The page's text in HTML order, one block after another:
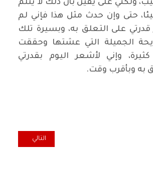
ولكني على يقين بأن ذلك لا يثلم
حتى وإن حدث مثل هذا فإني لم
قدرتي على التعلق به، وبسيرة تلك
الجميلة التي عشتها وحققت
وإني لأشعر اليوم بقدرتي
به وبأقرب وقت.
.. رؤية باتجاهين المقال التالي:
التالي